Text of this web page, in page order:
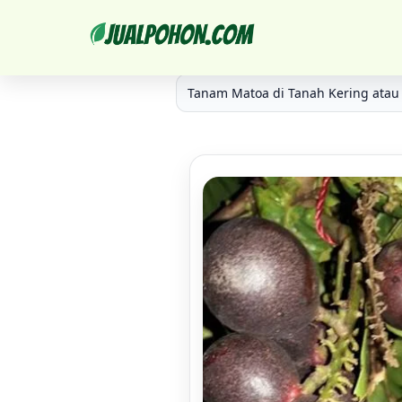
Solusi Hemat - Harga Bibit Matoa Biji Untuk
Tanam Matoa di Tanah Kering